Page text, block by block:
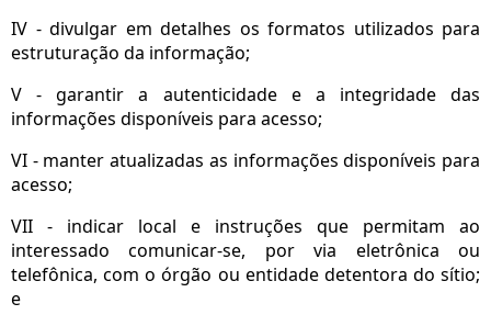
IV - divulgar em detalhes os formatos utilizados para
estruturação da informação;
V - garantir a autenticidade e a integridade das
informações disponíveis para acesso;
VI - manter atualizadas as informações disponíveis para
acesso;
VII - indicar local e instruções que permitam ao
interessado comunicar-se, por via eletrônica ou
telefônica, com o órgão ou entidade detentora do sítio;
e